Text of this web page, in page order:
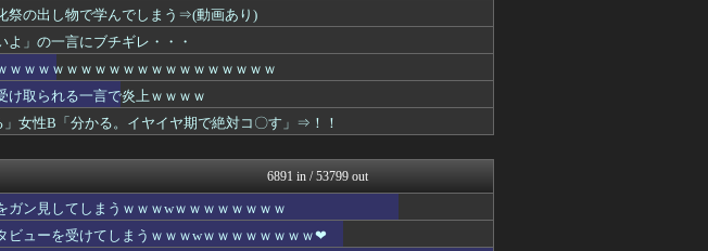
に詰められてガチ切れｗ...
【2ch】ニュー速クオリテ...
ゴールデンタイムズ
ｗｗｗｗｗｗｗｗｗｗ...
不思議.net - 5ch...
ｗ
筋肉速報
せた結果ｗｗｗｗ...
えっ!?またここのサイト?
いたしん！
ｗｗｗｗ
VIPPER速報
BIPブログ
ことがバレる……
キニ速
→広島県民「お前らの方が...
ラビット速報
言われたわ
りぷらい速報
祭の出し物で学んでしまう⇒(動画あり)
よ」の一言にブチギレ・・・
ｗｗｗｗｗｗｗｗｗｗｗｗｗｗｗｗｗｗｗ
け取られる一言で炎上ｗｗｗｗ
女性B「分かる。イヤイヤ期で絶対コ〇す」⇒！！
6891 in / 53799 out
ガン見してしまうｗｗｗwｗｗｗｗｗｗｗｗ
ビューを受けてしまうｗｗｗwｗｗｗｗｗｗｗｗ❤